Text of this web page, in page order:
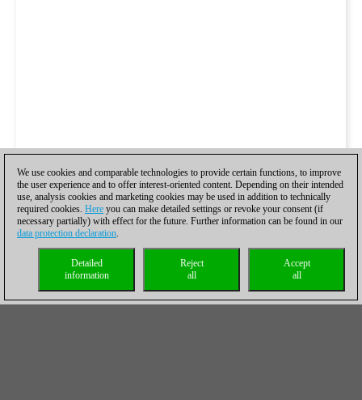
We use cookies and comparable technologies to provide certain functions, to improve
the user experience and to offer interest-oriented content. Depending on their intended
use, analysis cookies and marketing cookies may be used in addition to technically
required cookies. Here you can make detailed settings or revoke your consent (if
necessary partially) with effect for the future. Further information can be found in our
data protection declaration.
Accept
all
Reject
all
Detailed
information